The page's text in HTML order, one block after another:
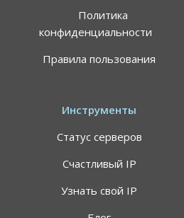
Политика
конфиденциальности
Правила пользования
Инструменты
Статус серверов
Счастливый IP
Узнать свой IP